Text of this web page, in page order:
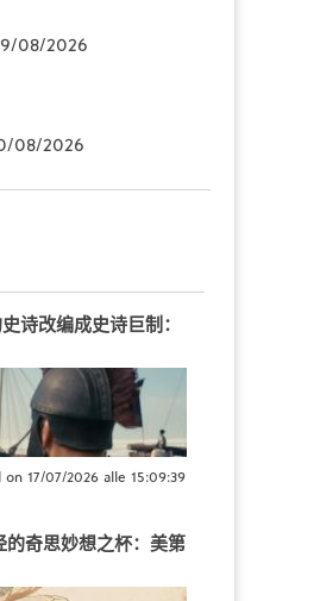
08/2026
08/2026
诗改编成史诗巨制：
17/07/2026 alle 15:09:39
的奇思妙想之杯：美第